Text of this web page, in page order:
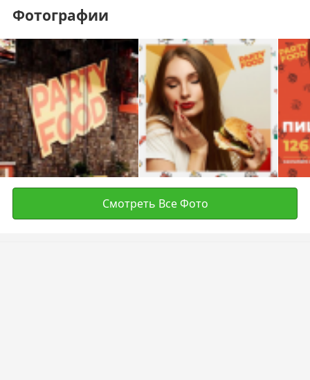
Фотографии
Смотреть Все Фото